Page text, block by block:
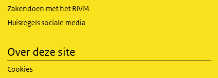
Zakendoen met het RIVM
Huisregels sociale media
Over deze site
Cookies